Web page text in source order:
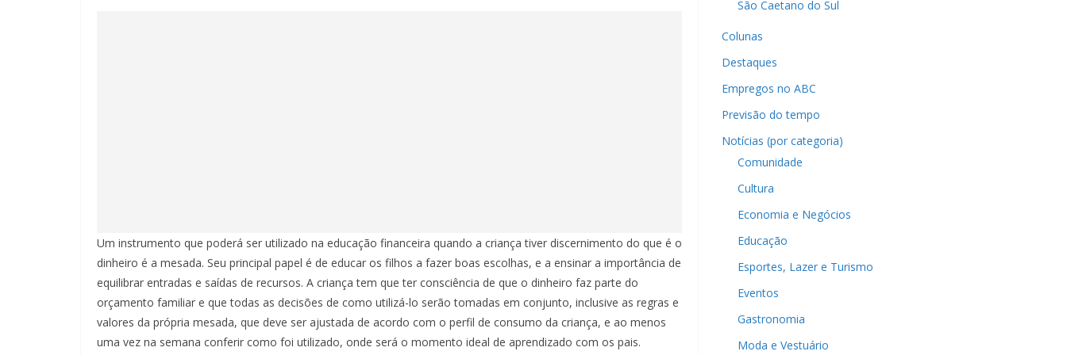
Um instrumento que poderá ser utilizado na educação financeira quando a criança tiver discernimento do que é o
dinheiro é a mesada. Seu principal papel é de educar os filhos a fazer boas escolhas, e a ensinar a importância de
equilibrar entradas e saídas de recursos. A criança tem que ter consciência de que o dinheiro faz parte do
orçamento familiar e que todas as decisões de como utilizá-lo serão tomadas em conjunto, inclusive as regras e
valores da própria mesada, que deve ser ajustada de acordo com o perfil de consumo da criança, e ao menos
uma vez na semana conferir como foi utilizado, onde será o momento ideal de aprendizado com os pais.
São Caetano do Sul
Colunas
Destaques
Empregos no ABC
Previsão do tempo
Notícias (por categoria)
Comunidade
Cultura
Economia e Negócios
Educação
Esportes, Lazer e Turismo
Eventos
Gastronomia
Moda e Vestuário